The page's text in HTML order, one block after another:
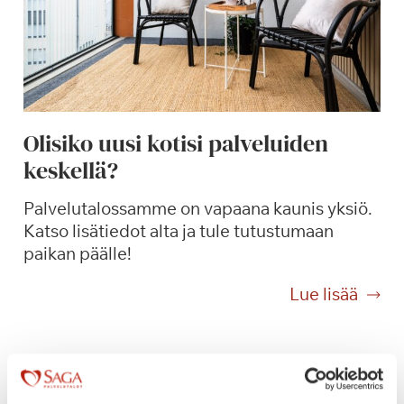
i
a
,
k
i
t
!
Olisiko uusi kotisi palveluiden
keskellä?
Palvelutalossamme on vapaana kaunis yksiö.
Katso lisätiedot alta ja tule tutustumaan
paikan päälle!
Lue lisää
O